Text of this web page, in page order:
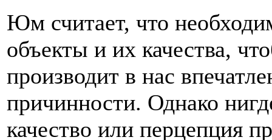
Юм считает, что
объекты и их качества,
производит в нас
причинности. Однако
качество или перцепция